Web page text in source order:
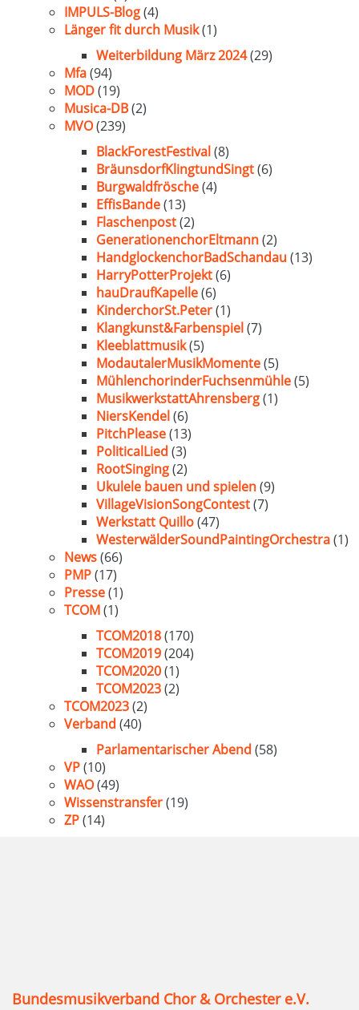
IMPULS-Blog(4)
Länger fit durch Musik(1)
Weiterbildung März 2024(29)
Mfa(94)
MOD(19)
Musica-DB(2)
MVO(239)
BlackForestFestival(8)
BräunsdorfKlingtundSingt(6)
Burgwaldfrösche(4)
EffisBande(13)
Flaschenpost(2)
GenerationenchorEltmann(2)
HandglockenchorBadSchandau(13)
HarryPotterProjekt(6)
hauDraufKapelle(6)
KinderchorSt.Peter(1)
Klangkunst&Farbenspiel(7)
Kleeblattmusik(5)
ModautalerMusikMomente(5)
MühlenchorinderFuchsenmühle(5)
MusikwerkstattAhrensberg(1)
NiersKendel(6)
PitchPlease(13)
PoliticalLied (3)
RootSinging(2)
Ukulele bauen und spielen(9)
VillageVisionSongContest(7)
Werkstatt Quillo(47)
WesterwälderSoundPaintingOrchestra(1)
News(66)
PMP(17)
Presse(1)
TCOM(1)
TCOM2018(170)
TCOM2019(204)
TCOM2020(1)
TCOM2023(2)
TCOM2023(2)
Verband (40)
Parlamentarischer Abend (58)
VP(10)
WAO(49)
Wissenstransfer(19)
ZP(14)
Bundesmusikverband Chor & Orchester e.V.